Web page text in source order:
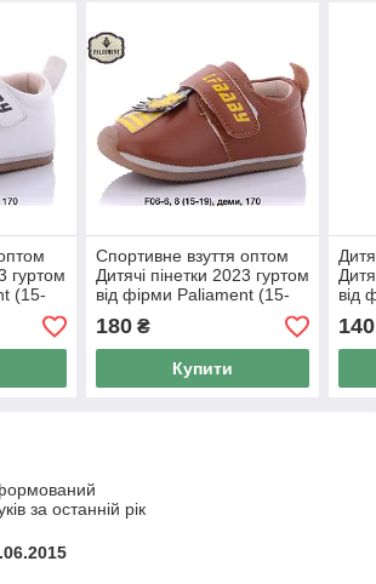
гуртом
(15-
Спортивне взуття оптом
Дитячі пінетки 2023 гуртом
від фірми Paliament (15-
19)
180₴
Купити
від
19)
140
за останній рік